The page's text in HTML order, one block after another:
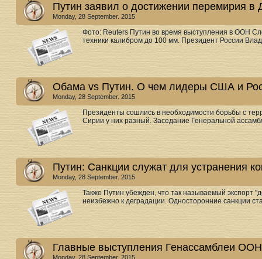
Путин заявил о достижении перемирия в
Monday, 28 September. 2015
Фото: Reuters Путин во время выступления в ООН
техники калибром до 100 мм. Президент России
Обама vs Путин. О чем лидеры США и
Monday, 28 September. 2015
Президенты сошлись в необходимости борьбы с
Сирии у них разный. Заседание Генеральной
Путин: Санкции служат для устранения
Monday, 28 September. 2015
Также Путин убежден, что так называемый экспорт
неизбежно к деградации. Односторонние санкции
Главные выступления Генассамблеи
Monday, 28 September. 2015